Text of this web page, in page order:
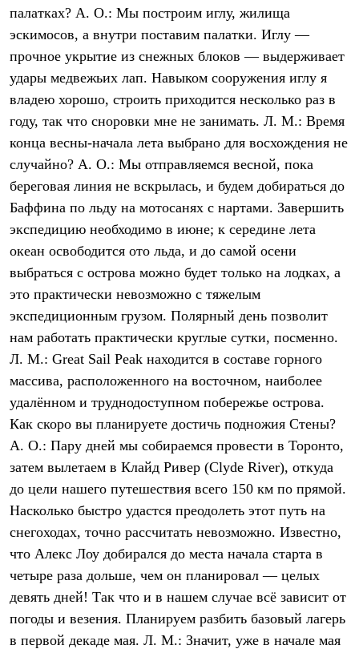
палатках? А. О.: Мы построим иглу, жилища
эскимосов, а внутри поставим палатки. Иглу —
прочное укрытие из снежных блоков — выдерживает
удары медвежьих лап. Навыком сооружения иглу я
владею хорошо, строить приходится несколько раз в
году, так что сноровки мне не занимать. Л. М.: Время
конца весны-начала лета выбрано для восхождения не
случайно? А. О.: Мы отправляемся весной, пока
береговая линия не вскрылась, и будем добираться до
Баффина по льду на мотосанях с нартами. Завершить
экспедицию необходимо в июне; к середине лета
океан освободится ото льда, и до самой осени
выбраться с острова можно будет только на лодках, а
это практически невозможно с тяжелым
экспедиционным грузом. Полярный день позволит
нам работать практически круглые сутки, посменно.
Л. М.: Great Sail Pеаk находится в составе горного
массива, расположенного на восточном, наиболее
удалённом и труднодоступном побережье острова.
Как скоро вы планируете достичь подножия Стены?
А. О.: Пару дней мы собираемся провести в Торонто,
затем вылетаем в Клайд Ривер (Clyde River), откуда
до цели нашего путешествия всего 150 км по прямой.
Насколько быстро удастся преодолеть этот путь на
снегоходах, точно рассчитать невозможно. Известно,
что Алекс Лоу добирался до места начала старта в
четыре раза дольше, чем он планировал — целых
девять дней! Так что и в нашем случае всё зависит от
погоды и везения. Планируем разбить базовый лагерь
в первой декаде мая. Л. М.: Значит, уже в начале мая